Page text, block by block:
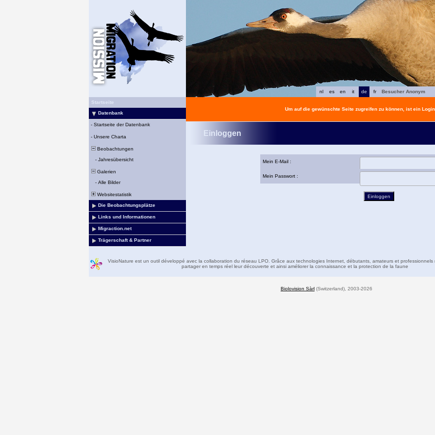
fr
de
it
en
es
nl
Besucher Anonym
Startseite
Datenbank
- Startseite der Datenbank
- Unsere Charta
Beobachtungen
- Jahresübersicht
Galerien
- Alle Bilder
Websitestatistik
Die Beobachtungsplätze
Links und Informationen
Migraction.net
Trägerschaft & Partner
Um auf die gewünschte Seite zugreifen zu können, ist ein
Einloggen
Mein E-Mail :
Mein Passwort :
VisioNature est un outil développé avec la collaboration du réseau LPO. Grâce aux technologies Internet, débutants, amateurs et professionnels
partager en temps réel leur découverte et ainsi améliorer la connaissance et la protection de la faune
Biolovision Sàrl (Switzerland), 2003-2026